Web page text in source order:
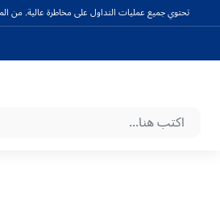
تحتوي جميع عمليات التداول على مخاطرة عالية. من